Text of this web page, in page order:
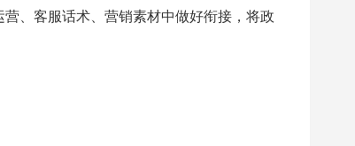
、客服话术、营销素材中做好衔接，将政